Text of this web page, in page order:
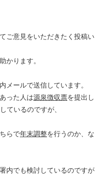
ご意見をいただきたく投稿い
かります。
メールで送信しています。
った人は源泉徴収票を提出し
ているのですが、
らで年末調整を行うのか、な
内でも検討しているのですが